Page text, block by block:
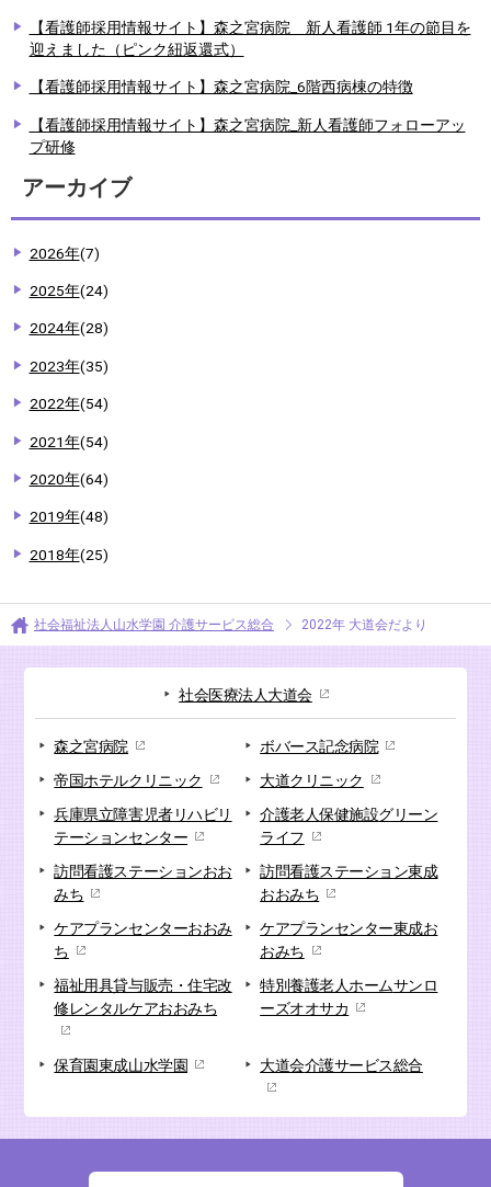
【看護師採用情報サイト】森之宮病院 新人看護師 1年の節目を
迎えました（ピンク紐返還式）
【看護師採用情報サイト】森之宮病院_6階西病棟の特徴
【看護師採用情報サイト】森之宮病院_新人看護師フォローアッ
プ研修
アーカイブ
2026年(7)
2025年(24)
2024年(28)
2023年(35)
2022年(54)
2021年(54)
2020年(64)
2019年(48)
2018年(25)
社会福祉法人山水学園 介護サービス総合 2022年 大道会だより
社会医療法人大道会
森之宮病院
ボバース記念病院
帝国ホテルクリニック
大道クリニック
兵庫県立障害児者リハビリ
テーションセンター
介護老人保健施設グリーン
ライフ
訪問看護ステーションおお
みち
訪問看護ステーション東成
おおみち
ケアプランセンターおおみ
ち
ケアプランセンター東成お
おみち
福祉用具貸与販売・住宅改
修レンタルケアおおみち
特別養護老人ホームサンロ
ーズオオサカ
保育園東成山水学園 大道会介護サービス総合